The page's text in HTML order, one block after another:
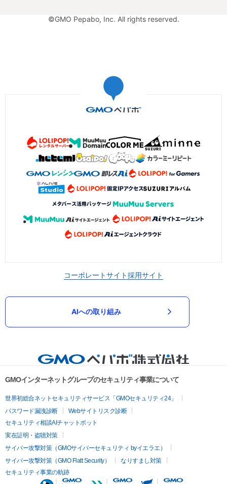
©GMO Pepabo, Inc. All rights reserved.
コーポレートサイト採用サイト
AIへの取り組み
GMOインターネットグループのセキュリティ事業について
世界初総合ネットセキュリティサービス「GMOセキュリティ24」
パスワード漏洩診断
Webサイトリスク診断
セキュリティ相談AIチャットボット
実在証明・盗聴対策
サイバー攻撃対策（GMOサイバーセキュリティ byイエラエ）
サイバー攻撃対策（GMO Flatt Security）
なりすまし対策
セキュリティ事業の軌跡